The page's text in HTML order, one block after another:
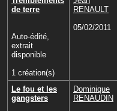
de terre
Auto-édité,
extrait
disponible
1 création(s)
RENAULT
05/02/2011
Le fou et les
gangsters
Dominique
RENAUDIN